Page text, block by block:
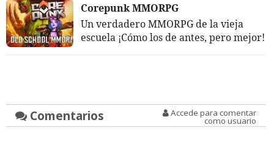
Corepunk MMORPG
Un verdadero MMORPG de la vieja
escuela ¡Cómo los de antes, pero mejor!
Comentarios Accede para comentar
como usuario